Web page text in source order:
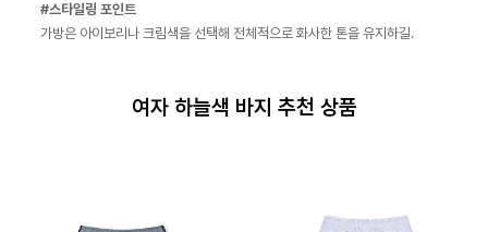
#스타일링 포인트
가방은 아이보리나 크림색을 선택해 전체적으로 화사한 톤을 유지하길.
여자 하늘색 바지 추천 상품